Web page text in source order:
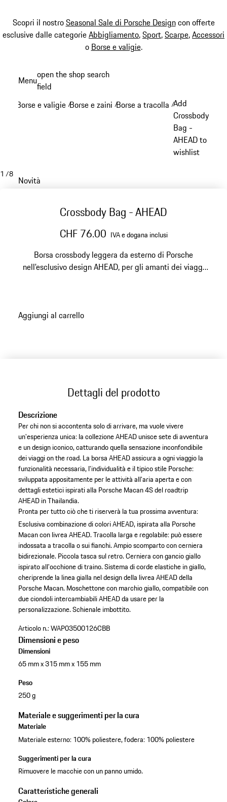
Scopri il nostroSeasonal Sale di Porsche Designcon offerte
esclusive dalle categorieAbbigliamento,Sport,Scarpe,Accessori
o Borse e valigie.
principale
Menuopen the shop search
field
Borse e valigie /Borse e zaini /Borse a tracolla /Add
Crossbody
Bag -
AHEAD to
wishlist
1 /8
Novità
Crossbody Bag - AHEAD
CHF 76.00 IVA e dogana inclusi
Borsa crossbody leggera da esterno di Porsche
nell'esclusivo design AHEAD, per gli amanti dei viaggi
Aggiungi al carrello
Dettagli del prodotto
Descrizione
Per chi non si accontenta solo di arrivare, ma vuole vivere
un'esperienza unica: la collezione AHEAD unisce sete di avventura
e un design iconico, catturando quella sensazione inconfondibile
dei viaggi on the road. La borsa AHEAD assicura a ogni viaggio la
funzionalità necessaria, l'individualità e il tipico stile Porsche:
sviluppata appositamente per le attività all'aria aperta e con
dettagli estetici ispirati alla Porsche Macan 4S del roadtrip
AHEAD in Thailandia.
Pronta per tutto ciò che ti riserverà la tua prossima avventura:
Esclusiva combinazione di colori AHEAD, ispirata alla Porsche
Macan con livrea AHEAD.Tracolla larga e regolabile: può essere
indossata a tracolla o sui fianchi.Ampio scomparto con cerniera
bidirezionale. Piccola tasca sul retro.Cerniera con gancio giallo
ispirato all'occhione di traino.Sistema di corde elastiche in giallo,
cheriprende la linea gialla nel design della livrea AHEAD della
Porsche Macan. Moschettone con marchio giallo, compatibile con
due ciondoli intercambiabili AHEAD da usare per la
personalizzazione.Schienale imbottito.
Articolo n.:WAP03500126CBB
Dimensioni e peso
Dimensioni
65 mm x 315 mm x 155 mm
Peso
250 g
Materiale e suggerimenti per la cura
Materiale
Materiale esterno: 100% poliestere, fodera: 100% poliestere
Suggerimenti per la cura
Rimuovere le macchie con un panno umido.
Caratteristiche generali